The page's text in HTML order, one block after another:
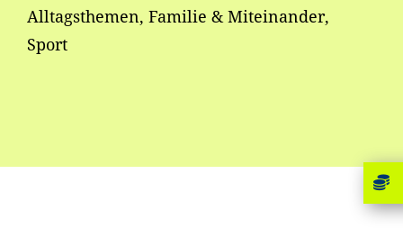
Alltagsthemen, Familie & Miteinander,
Sport